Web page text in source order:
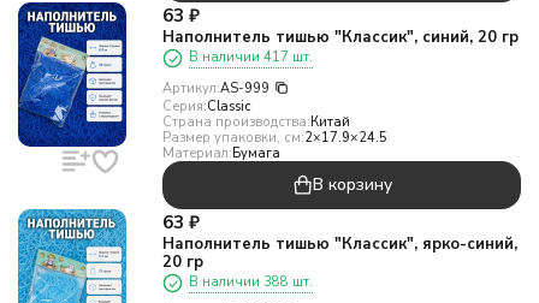
63 ₽
Наполнитель тишью "Классик", синий, 20 гр
В наличии 417 шт.
Артикул:AS-999
Серия:Classic
Страна производства:Китай
Размер упаковки, см:2×17.9×24.5
Материал:Бумага
В корзину
63 ₽
Наполнитель тишью "Классик", ярко-синий,
20 гр
В наличии 388 шт.